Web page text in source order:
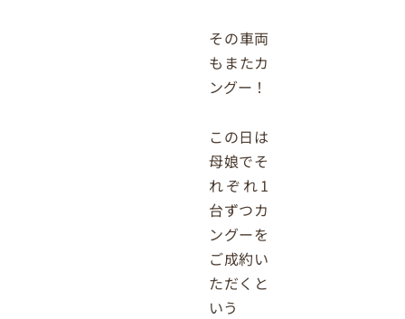
その車両
もまたカ
ングー！
この日は
母娘でそ
れぞれ1
台ずつカ
ングーを
ご成約い
ただくと
いう